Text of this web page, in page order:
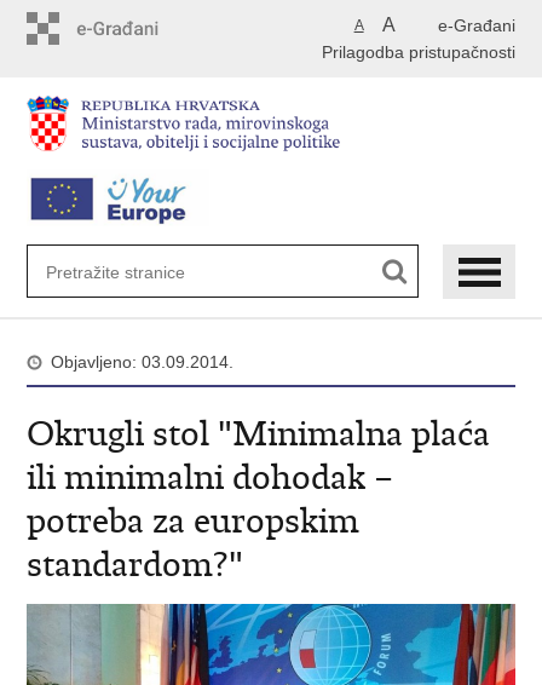
e-Građani
A A
Prilagodba pristupačnosti
Objavljeno: 03.09.2014.
Okrugli stol "Minimalna plaća
ili minimalni dohodak –
potreba za europskim
standardom?"